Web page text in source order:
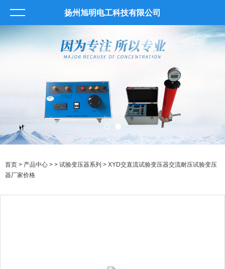
扬州旭明电工科技有限公司
首页 > 产品中心 > > 试验变压器系列 > XYD交直流试验变压器交流耐压试验变压
器厂家价格